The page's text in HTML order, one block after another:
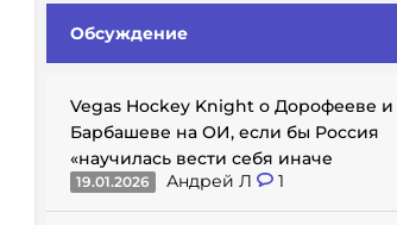
Обсуждение
Vegas Hockey Knight о Дорофееве и
Барбашеве на ОИ, если бы Россия
«научилась вести себя иначе
19.01.2026 Андрей Л 1